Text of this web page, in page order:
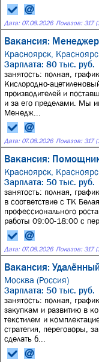
Дата: 07.08.2026 Показов: 317
Вакансия:
Красноярск,
Зарплата: 80 тыс. руб.
занятость: полная,
Кислородно-
производителей и
и за его пределами. Мы
Менедж...
Дата: 07.08.2026 Показов: 317
Вакансия:
Красноярск,
Зарплата: 50 тыс. руб.
занятость: полная,
в соответствие с ТК
профессионального
работы 09:00-18:00 с
Дата: 07.08.2026 Показов: 317
Вакансия:
Москва (Россия)
Зарплата: 50 тыс. руб.
занятость: полная,
закупкам и развитию в
текстилем и
стратегия, переговоры,
сделать б...